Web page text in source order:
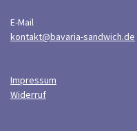
E-Mail
kontakt@bavaria-sandwich.de
Impressum
Widerruf